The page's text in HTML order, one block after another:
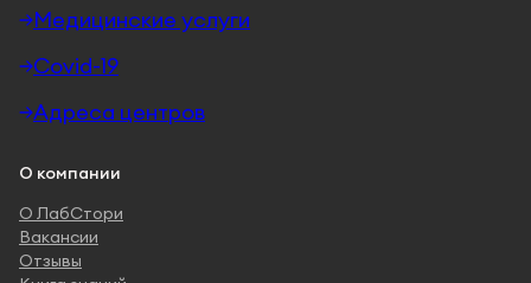
Медицинские услуги
Covid-19
Адреса центров
О компании
О ЛабСтори
Вакансии
Отзывы